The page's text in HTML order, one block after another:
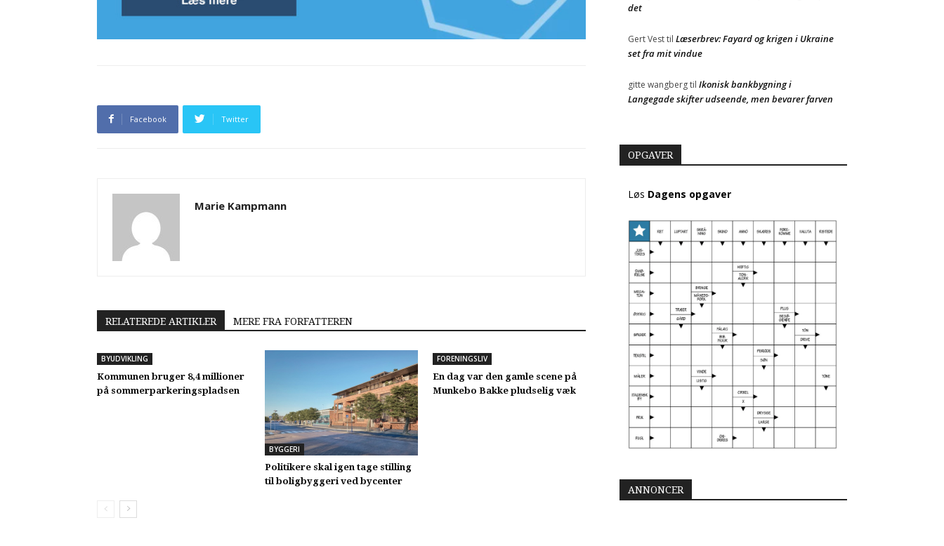
Facebook Twitter
Marie Kampmann
RELATEREDE ARTIKLER MERE FRA FORFATTEREN
BYUDVIKLING
Kommunen bruger 8,4 millioner
på sommerparkeringspladsen
BYGGERI
Politikere skal igen tage stilling
til boligbyggeri ved bycenter
FORENINGSLIV
En dag var den gamle scene på
Munkebo Bakke pludselig væk
det
Gert Vesttil Læserbrev: Fayard og krigen i Ukraine
set fra mit vindue
gitte wangbergtil Ikonisk bankbygning i
Langegade skifter udseende, men bevarer farven
OPGAVER
Løs Dagens opgaver
ANNONCER